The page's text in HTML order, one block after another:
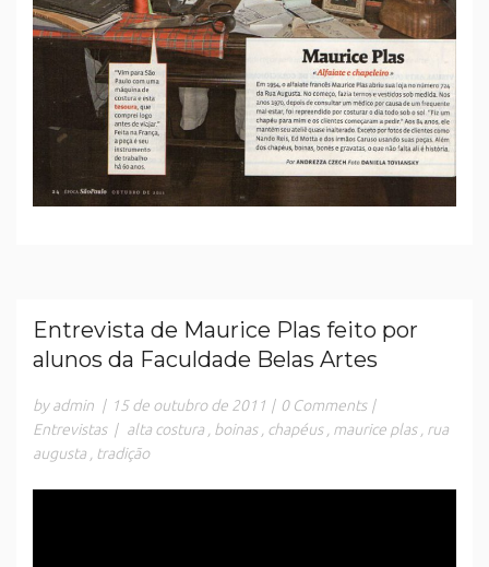
Entrevista de Maurice Plas feito por
alunos da Faculdade Belas Artes
by admin | 15 de outubro de 2011 | 0 Comments |
Entrevistas | alta costura boinas chapéus maurice plas
rua
augusta
tradição